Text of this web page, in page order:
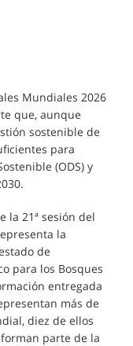
Mundiales 2026
que, aunque
sostenible de
para
(ODS) y
la 21ª sesión del
la
de
para los Bosques
entregada
más de
diez de ellos
parte de la